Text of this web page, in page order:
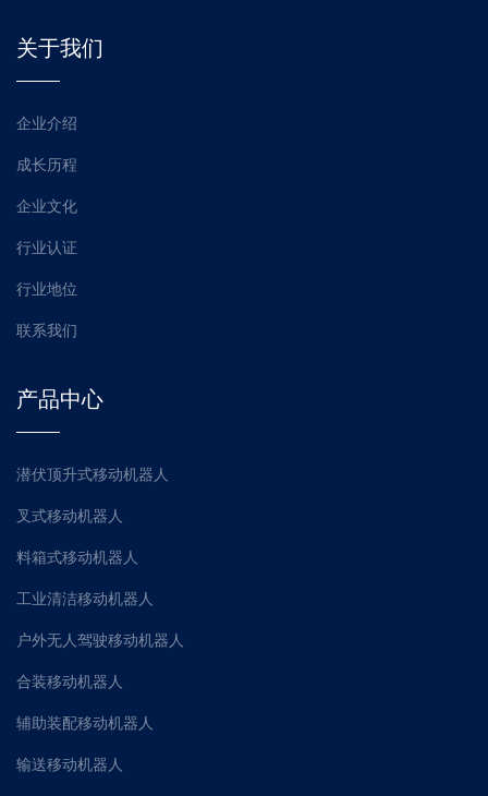
关于我们
企业介绍
成长历程
企业文化
行业认证
行业地位
联系我们
产品中心
潜伏顶升式移动机器人
叉式移动机器人
料箱式移动机器人
工业清洁移动机器人
户外无人驾驶移动机器人
合装移动机器人
辅助装配移动机器人
输送移动机器人